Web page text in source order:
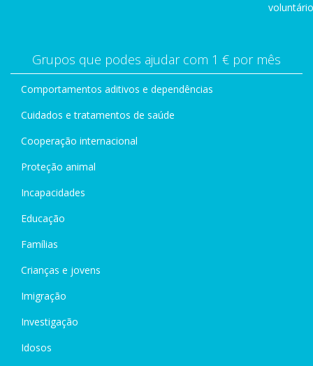
Grupos que podes ajudar com 1 € por mês
Comportamentos aditivos e dependências
Cuidados e tratamentos de saúde
Cooperação internacional
Proteção animal
Incapacidades
Educação
Famílias
Crianças e jovens
Imigração
Investigação
Idosos